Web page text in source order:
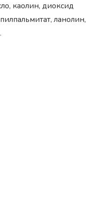
каолин, диоксид
ланолин,